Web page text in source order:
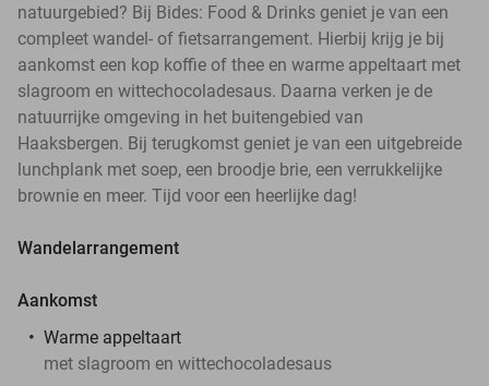
natuurgebied? Bij Bides: Food & Drinks geniet je van een
compleet wandel- of fietsarrangement. Hierbij krijg je bij
aankomst een kop koffie of thee en warme appeltaart met
slagroom en wittechocoladesaus. Daarna verken je de
natuurrijke omgeving in het buitengebied van
Haaksbergen. Bij terugkomst geniet je van een uitgebreide
lunchplank met soep, een broodje brie, een verrukkelijke
brownie en meer. Tijd voor een heerlijke dag!
Wandelarrangement
Aankomst
Warme appeltaart
met slagroom en wittechocoladesaus